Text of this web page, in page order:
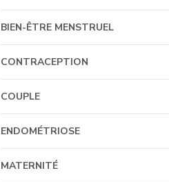
BIEN-ÊTRE MENSTRUEL
CONTRACEPTION
COUPLE
ENDOMÉTRIOSE
MATERNITÉ